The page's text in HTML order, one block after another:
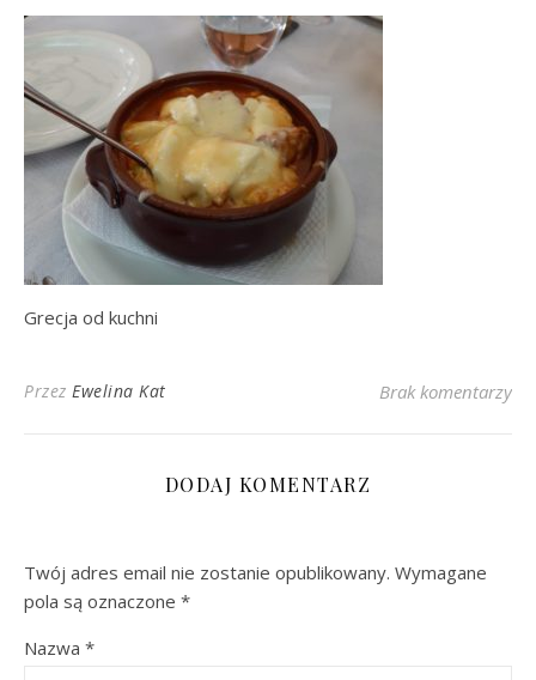
Grecja od kuchni
Przez Ewelina Kat Brak komentarzy
DODAJ KOMENTARZ
Twój adres email nie zostanie opublikowany. Wymagane
pola są oznaczone *
Nazwa *